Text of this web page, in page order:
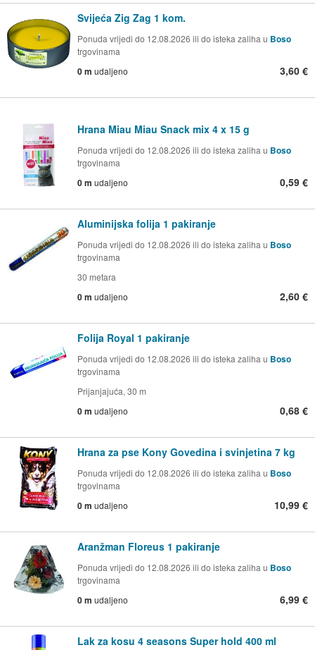
Svijeća Zig Zag 1 kom.
Ponuda vrijedi do 12.08.2026 ili do isteka zaliha u Boso
trgovinama
0 m udaljeno 3,60 €
Hrana Miau Miau Snack mix 4 x 15 g
Ponuda vrijedi do 12.08.2026 ili do isteka zaliha u Boso
trgovinama
0 m udaljeno 0,59 €
Aluminijska folija 1 pakiranje
Ponuda vrijedi do 12.08.2026 ili do isteka zaliha u Boso
trgovinama
30 metara
0 m udaljeno 2,60 €
Folija Royal 1 pakiranje
Ponuda vrijedi do 12.08.2026 ili do isteka zaliha u Boso
trgovinama
Prijanjajuća, 30 m
0 m udaljeno 0,68 €
Hrana za pse Kony Govedina i svinjetina 7 kg
Ponuda vrijedi do 12.08.2026 ili do isteka zaliha u Boso
trgovinama
0 m udaljeno 10,99 €
Aranžman Floreus 1 pakiranje
Ponuda vrijedi do 12.08.2026 ili do isteka zaliha u Boso
trgovinama
0 m udaljeno 6,99 €
Lak za kosu 4 seasons Super hold 400 ml